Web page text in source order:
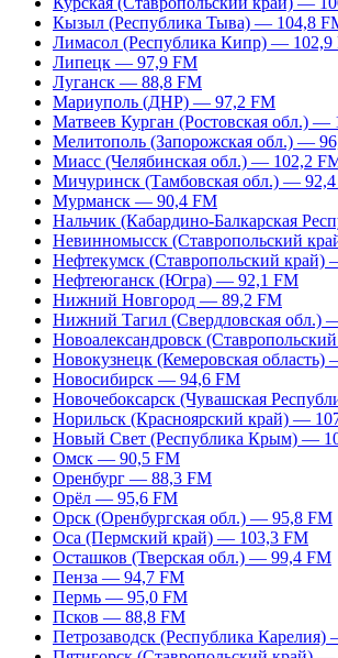
Кызыл (Республика Тыва) — 104,8
Лимасол (Республика Кипр) — 102,9
Липецк — 97,9 FM
Луганск — 88,8 FM
Мариуполь (ДНР) — 97,2 FM
Матвеев Курган (Ростовская обл.) —
Мелитополь (Запорожская обл.) —
Миасс (Челябинская обл.) — 102,2
Мичуринск (Тамбовская обл.) —
Мурманск — 90,4 FM
Нальчик (Кабардино-Балкарская
Невинномысск (Ставропольский
Нефтекумск (Ставропольский край)
Нефтеюганск (Югра) — 92,1 FM
Нижний Новгород — 89,2 FM
Нижний Тагил (Свердловская обл.)
Новоалександровск
Новокузнецк (Кемеровская
Новосибирск — 94,6 FM
Новочебоксарск (Чувашская
Норильск (Красноярский край) —
Новый Свет (Республика Крым) —
Омск — 90,5 FM
Оренбург — 88,3 FM
Орёл — 95,6 FM
Орск (Оренбургская обл.) — 95,8 FM
Оса (Пермский край) — 103,3 FM
Осташков (Тверская обл.) — 99,4 FM
Пенза — 94,7 FM
Пермь — 95,0 FM
Псков — 88,8 FM
Петрозаводск (Республика